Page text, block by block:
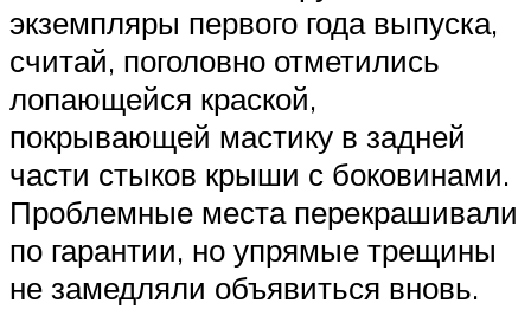
экземпляры первого года выпуска,
считай, поголовно отметились
лопающейся краской,
покрывающей мастику в задней
части стыков крыши с боковинами.
Проблемные места перекрашивали
по гарантии, но упрямые трещины
не замедляли объявиться вновь.